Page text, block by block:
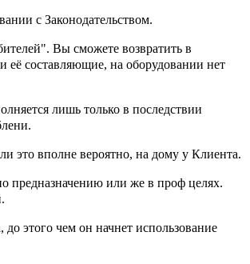
с Законодательством.
Вы сможете возвратить в
её составляющие, на оборудовании нет
лишь только в последствии
это вполне вероятно, на дому у Клиента.
предназначению или же в проф целях.
этого чем он начнет использование